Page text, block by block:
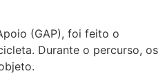
(GAP), foi feito o
Durante o percurso, os